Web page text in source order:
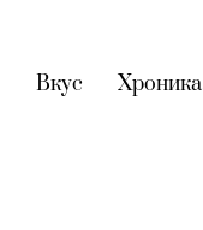
(current)
Вкус (current)
Хроника